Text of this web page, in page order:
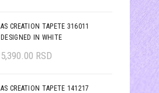
AS CREATION TAPETE 316011
DESIGNED IN WHITE
5,390.00 RSD
AS CREATION TAPETE 141217